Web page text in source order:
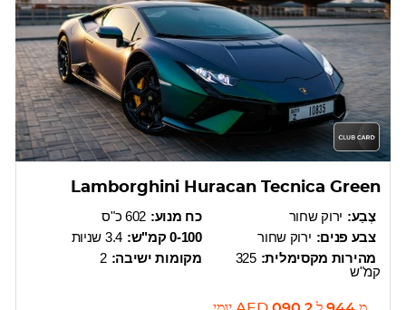
Lamborghini Huracan Tecnica Green
כח מנוע: 602 כ"ס
0-100 קמ"ש:
3.4 שניות
מקומות ישיבה: 2
צֶבַע: ירוק שחור
צבע פנים: ירוק שחור
מהירות מקסימלית: 325
קמ"ש